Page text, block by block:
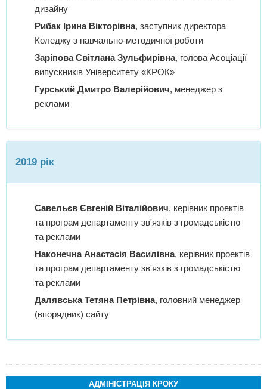
дизайну
Рибак Ірина Вікторівна, заступник директора
Коледжу з навчально-методичної роботи
Заріпова Світлана Зульфирівна, голова Асоціації
випускників Університету «КРОК»
Гурський Дмитро Валерійович, менеджер з
реклами
2019 рік
Савельєв Євгеній Віталійович, керівник проектів
та програм департаменту зв'язків з громадськістю
та реклами
Наконечна Анастасія Василівна, керівник проектів
та програм департаменту зв'язків з громадськістю
та реклами
Далявська Тетяна Петрівна, головний менеджер
(впорядник) сайту
АДМІНІСТРАЦІЯ КРОКУ